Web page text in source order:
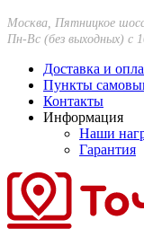
Москва, Пятницкое
Пн-Вс (без выходных) с
Доставка и
Пункты
Контакты
Информация
Наши
Гарантия